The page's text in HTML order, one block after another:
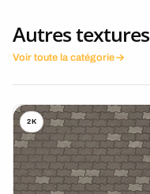
Autres textures
Voir toute la catégorie
2K